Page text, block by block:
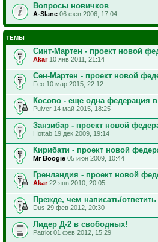
Вопросы новичков
A-Slane 06 фев 2006, 17:04
ТЕМЫ
Синт-Мартен - проект новой
Akar10 янв 2011, 21:14
Сен-Мартен - проект новой
Feo 10 мар 2015, 22:12
Косово - еще одна федерация в
Pulver 14 май 2015, 18:25
Занзибар - проект новой
Hottab 19 дек 2009, 19:14
Кирибати - проект новой
Mr Boogie 05 июн 2009, 10:44
Гренландия - проект новой
Akar22 янв 2010, 20:05
Прежде, чем написать/
Dus 29 фев 2012, 20:30
Лидер Д-2 в свободных!
Patriot 01 фев 2012, 15:29